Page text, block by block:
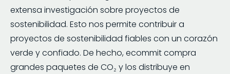
extensa investigación sobre proyectos de
sostenibilidad. Esto nos permite contribuir a
proyectos de sostenibilidad fiables con un corazón
verde y confiado. De hecho, ecommit compra
grandes paquetes de CO₂ y los distribuye en